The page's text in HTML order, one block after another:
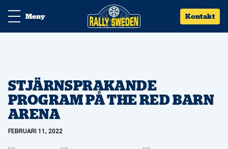
Kontakt
Meny
STJÄRNSPRAKANDE
PROGRAM PÅ THE RED BARN
ARENA
FEBRUARI 11, 2022